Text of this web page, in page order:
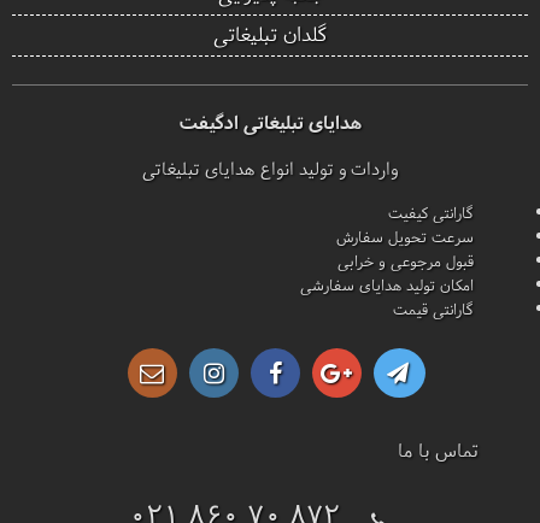
گلدان تبلیغاتی
هدایای تبلیغاتی ادگیفت
واردات و تولید انواع هدایای تبلیغاتی
گارانتی کیفیت
سرعت تحویل سفارش
قبول مرجوعی و خرابی
امکان تولید هدایای سفارشی
گارانتی قیمت
تماس با ما